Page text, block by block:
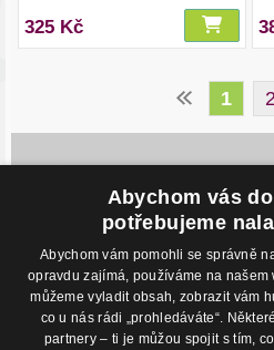
325 Kč
1
Kontakty
Eshop: +420 725 169 052
Prodejna: +420 596 113 012
eshop@hudebnisvet.cz
Abychom vás
potřebujeme
Abychom vám pomohli se správně
opravdu zajímá, používáme na
můžeme vyladit obsah, zobrazit vám
co u nás rádi „prohledáváte“.
partnery – ti je můžou spojit s tím,